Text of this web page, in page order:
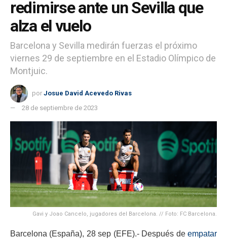
redimirse ante un Sevilla que
alza el vuelo
Barcelona y Sevilla medirán fuerzas el próximo
viernes 29 de septiembre en el Estadio Olímpico de
Montjuic.
por Josue David Acevedo Rivas
28 de septiembre de 2023
Gavi y Joao Cancelo, jugadores del Barcelona. // Foto: FC Barcelona.
Barcelona (España), 28 sep (EFE).- Después de empatar